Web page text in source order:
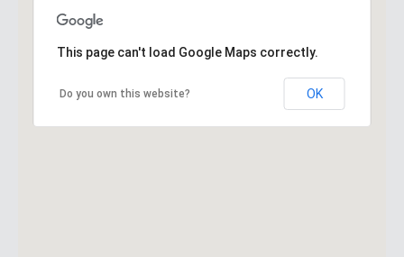
This page can't load Google Maps correctly.
Do you own this website? OK
This page can't load Google Maps correctly.
Do you own this website? OK